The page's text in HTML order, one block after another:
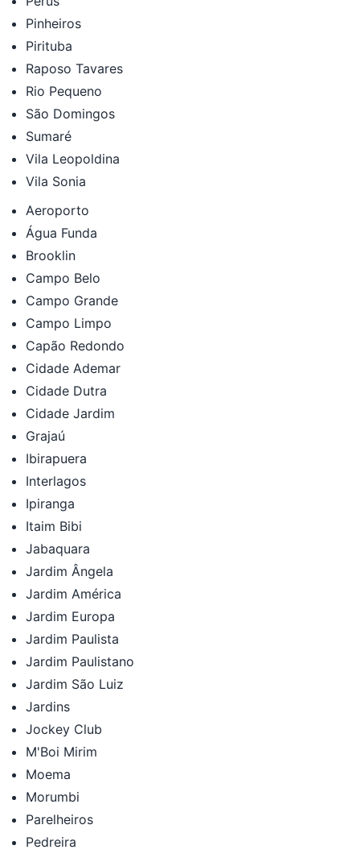
Pinheiros
Pirituba
Raposo Tavares
Rio Pequeno
São Domingos
Sumaré
Vila Leopoldina
Vila Sonia
Aeroporto
Água Funda
Brooklin
Campo Belo
Campo Grande
Campo Limpo
Capão Redondo
Cidade Ademar
Cidade Dutra
Cidade Jardim
Grajaú
Ibirapuera
Interlagos
Ipiranga
Itaim Bibi
Jabaquara
Jardim Ângela
Jardim América
Jardim Europa
Jardim Paulista
Jardim Paulistano
Jardim São Luiz
Jardins
Jockey Club
M'Boi Mirim
Moema
Morumbi
Parelheiros
Pedreira